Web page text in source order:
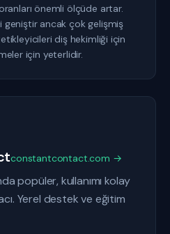
önemli ölçüde artar.
ancak çok gelişmiş
diş hekimliği için
için yeterlidir.
constantcontact.com →
popüler, kullanımı kolay
Yerel destek ve eğitim